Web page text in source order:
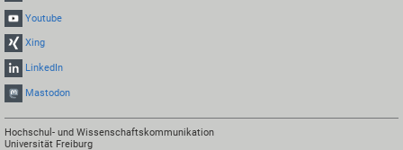
Youtube
Xing
LinkedIn
Mastodon
Hochschul- und Wissenschaftskommunikation
Universität Freiburg